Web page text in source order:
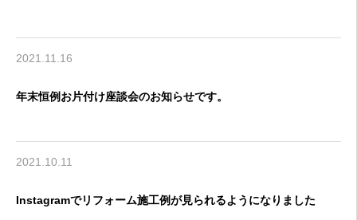
2021.11.16
年末恒例お片付け座談会のお知らせです。
2021.10.11
Instagramでリフォーム施工例が見られるようになりました